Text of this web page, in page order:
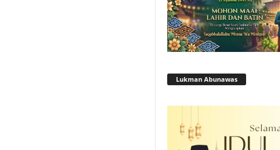
Lukman Abunawas